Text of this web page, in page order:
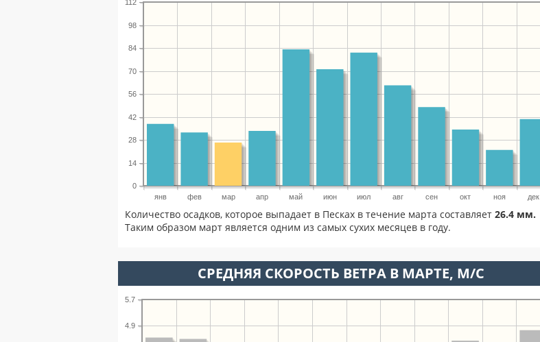
янв фев мар апр май июн июл авг сен окт ноя дек
0
14
28
42
56
70
84
98
112
Количество осадков, которое выпадает в Песках в течение марта составляет 26.4 мм.
Таким образом март является одним из самых сухих месяцев в году.
СРЕДНЯЯ СКОРОСТЬ ВЕТРА В МАРТЕ, М/С
4.9
5.7